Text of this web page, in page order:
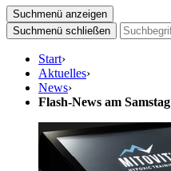
Suchmenü anzeigen
Suchmenü schließen
Start›
Aktuelles›
News›
Flash-News am Samstag